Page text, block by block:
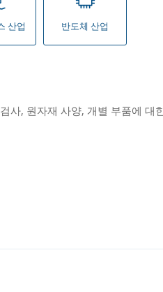
산업 반도체 산업
사, 원자재 사양, 개별 부품에 대